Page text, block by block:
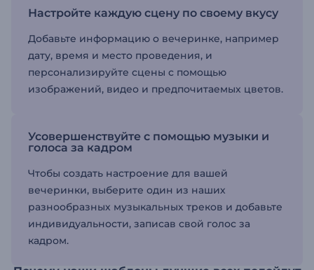
Настройте каждую сцену по своему вкусу
Добавьте информацию о вечеринке, например
дату, время и место проведения, и
персонализируйте сцены с помощью
изображений, видео и предпочитаемых цветов.
Усовершенствуйте с помощью музыки и
голоса за кадром
Чтобы создать настроение для вашей
вечеринки, выберите один из наших
разнообразных музыкальных треков и добавьте
индивидуальности, записав свой голос за
кадром.